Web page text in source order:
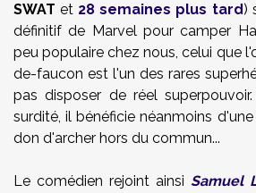
SWAT et 28 semaines plus tard)
définitif de Marvel pour camper
peu populaire chez nous, celui que
de-faucon est l'un des rares
pas disposer de réel
surdité, il bénéficie néanmoins
don d'archer hors du commun...
Le comédien rejoint ainsi Samuel